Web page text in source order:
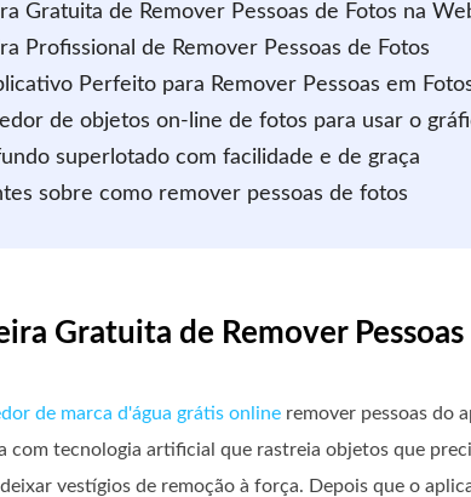
Gratuita de Remover Pessoas de Fotos na
Profissional de Remover Pessoas de Fotos
Perfeito para Remover Pessoas em
de objetos on-line de fotos para usar o
superlotado com facilidade e de graça
sobre como remover pessoas de fotos
Gratuita de Remover
de marca d'água grátis online remover pessoas do
com tecnologia artificial que rastreia objetos que
vestígios de remoção à força. Depois que o